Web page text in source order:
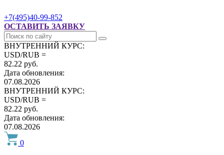
+7(495)40-99-852
ОСТАВИТЬ ЗАЯВКУ
ВНУТРЕННИЙ КУРС:
USD/RUB =
82.22 руб.
Дата обновления:
07.08.2026
ВНУТРЕННИЙ КУРС:
USD/RUB =
82.22 руб.
Дата обновления:
07.08.2026
0